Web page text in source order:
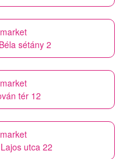
sétány 2
tér 12
utca 22